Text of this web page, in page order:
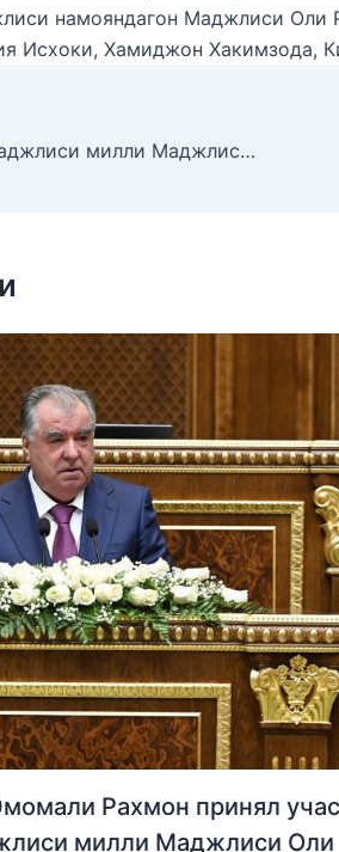
намояндагон Маджлиси
Исхоки, Хамиджон Хакимзода,
Состоялась первая сессия Маджлиси милли Маджлиси Оли Республики Таджикистан седьмого созыва
Рахмон принял
милли Маджлиси Оли